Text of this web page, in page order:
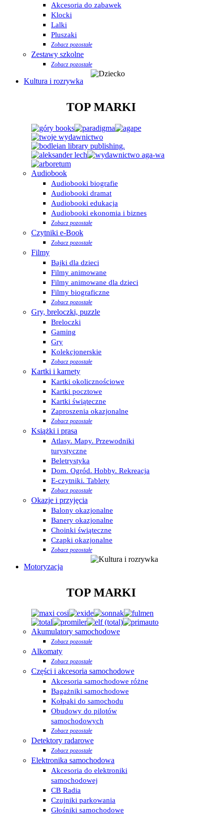
Akcesoria do zabawek
Klocki
Lalki
Pluszaki
Zobacz pozostałe
Zestawy szkolne
Zobacz pozostałe
Kultura i rozrywka
TOP MARKI
Audiobook
Audiobooki biografie
Audiobooki dramat
Audiobooki edukacja
Audiobooki ekonomia i biznes
Zobacz pozostałe
Czytniki e-Book
Zobacz pozostałe
Filmy
Bajki dla dzieci
Filmy animowane
Filmy animowane dla dzieci
Filmy biograficzne
Zobacz pozostałe
Gry, breloczki, puzzle
Breloczki
Gaming
Gry
Kolekcjonerskie
Zobacz pozostałe
Kartki i karnety
Kartki okolicznościowe
Kartki pocztowe
Kartki świąteczne
Zaproszenia okazjonalne
Zobacz pozostałe
Książki i prasa
Atlasy. Mapy. Przewodniki
turystyczne
Beletrystyka
Dom. Ogród. Hobby. Rekreacja
E-czytniki. Tablety
Zobacz pozostałe
Okazje i przyjęcia
Balony okazjonalne
Banery okazjonalne
Choinki świąteczne
Czapki okazjonalne
Zobacz pozostałe
Motoryzacja
TOP MARKI
Akumulatory samochodowe
Zobacz pozostałe
Alkomaty
Zobacz pozostałe
Części i akcesoria samochodowe
Akcesoria samochodowe różne
Bagażniki samochodowe
Kołpaki do samochodu
Obudowy do pilotów
samochodowych
Zobacz pozostałe
Detektory radarowe
Zobacz pozostałe
Elektronika samochodowa
Akcesoria do elektroniki
samochodowej
CB Radia
Czujniki parkowania
Głośniki samochodowe